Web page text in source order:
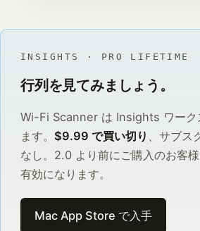
INSIGHTS · PRO LIFETIME
行列を見てみましょう。
Wi-Fi Scanner は Insights ワーク
ます。 $9.99 で買い切り 、サブス
なし。2.0 より前にご購入のお客
有効になります。
Mac App Store で入手